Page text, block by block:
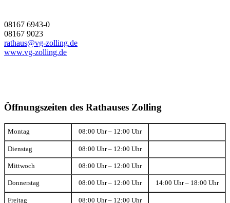
08167 6943-0
08167 9023
rathaus@vg-zolling.de
www.vg-zolling.de
Öffnungszeiten des Rathauses Zolling
Montag 08:00 Uhr – 12:00 Uhr
Dienstag 08:00 Uhr – 12:00 Uhr
Mittwoch 08:00 Uhr – 12:00 Uhr
Donnerstag 08:00 Uhr – 12:00 Uhr 14:00 Uhr – 18:00 Uhr
Freitag 08:00 Uhr – 12:00 Uhr